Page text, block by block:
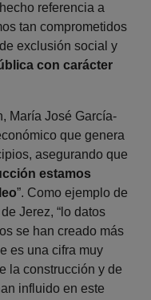
referencia a
tan comprometidos
exclusión social y
con carácter
María José García-
que genera
asegurando que
estamos
”. Como ejemplo de
Jerez, “lo datos
se han creado más
es una cifra muy
la construcción y de
influido en este